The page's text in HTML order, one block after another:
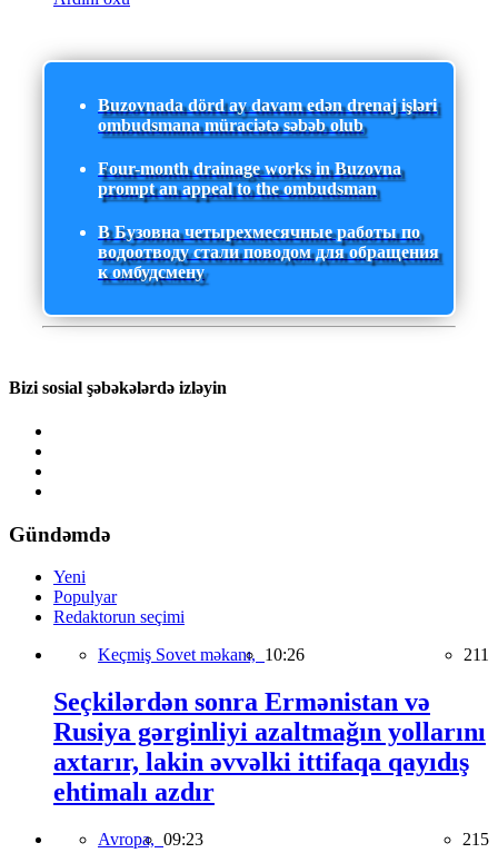
Buzovnada dörd ay davam edən drenaj işləri
ombudsmana müraciətə səbəb olub
Four-month drainage works in Buzovna
prompt an appeal to the ombudsman
В Бузовна четырехмесячные работы по
водоотводу стали поводом для обращения
к омбудсмену
Bizi sosial şəbəkələrdə izləyin
Gündəmdə
Yeni
Populyar
Redaktorun seçimi
Keçmiş Sovet məkanı, 10:26 211
Seçkilərdən sonra Ermənistan və
Rusiya gərginliyi azaltmağın yollarını
axtarır, lakin əvvəlki ittifaqa qayıdış
ehtimalı azdır
Avropa, 09:23 215